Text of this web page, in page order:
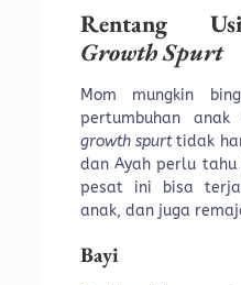
Rentang
Growth Spurt
Mom mungkin
pertumbuhan
growth spurttidak
dan Ayah perlu tahu
pesat ini bisa
anak, dan juga
Bayi